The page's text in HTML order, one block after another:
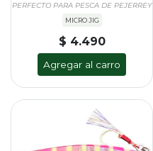
PERFECTO PARA PESCA DE PEJERREY
MICRO JIG
$ 4.490
Agregar al carro